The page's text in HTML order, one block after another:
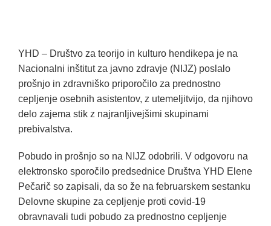
YHD – Društvo za teorijo in kulturo hendikepa je na
Nacionalni inštitut za javno zdravje (NIJZ) poslalo
prošnjo in zdravniško priporočilo za prednostno
cepljenje osebnih asistentov, z utemeljitvijo, da njihovo
delo zajema stik z najranljivejšimi skupinami
prebivalstva.
Pobudo in prošnjo so na NIJZ odobrili. V odgovoru na
elektronsko sporočilo predsednice Društva YHD Elene
Pečarič so zapisali, da so že na februarskem sestanku
Delovne skupine za cepljenje proti covid-19
obravnavali tudi pobudo za prednostno cepljenje